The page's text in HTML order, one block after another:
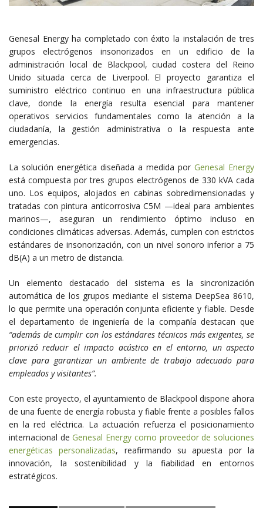
Genesal Energy ha completado con éxito la instalación de tres
grupos electrógenos insonorizados en un edificio de la
administración local de Blackpool, ciudad costera del Reino
Unido situada cerca de Liverpool. El proyecto garantiza el
suministro eléctrico continuo en una infraestructura pública
clave, donde la energía resulta esencial para mantener
operativos servicios fundamentales como la atención a la
ciudadanía, la gestión administrativa o la respuesta ante
emergencias.
La solución energética diseñada a medida por Genesal Energy
está compuesta por tres grupos electrógenos de 330 kVA cada
uno. Los equipos, alojados en cabinas sobredimensionadas y
tratadas con pintura anticorrosiva C5M —ideal para ambientes
marinos—, aseguran un rendimiento óptimo incluso en
condiciones climáticas adversas. Además, cumplen con estrictos
estándares de insonorización, con un nivel sonoro inferior a 75
dB(A) a un metro de distancia.
Un elemento destacado del sistema es la sincronización
automática de los grupos mediante el sistema DeepSea 8610,
lo que permite una operación conjunta eficiente y fiable. Desde
el departamento de ingeniería de la compañía destacan que
“además de cumplir con los estándares técnicos más exigentes, se
priorizó reducir el impacto acústico en el entorno, un aspecto
clave para garantizar un ambiente de trabajo adecuado para
empleados y visitantes”.
Con este proyecto, el ayuntamiento de Blackpool dispone ahora
de una fuente de energía robusta y fiable frente a posibles fallos
en la red eléctrica. La actuación refuerza el posicionamiento
internacional deGenesal Energy como proveedor de soluciones
energéticas personalizadas, reafirmando su apuesta por la
innovación, la sostenibilidad y la fiabilidad en entornos
estratégicos.